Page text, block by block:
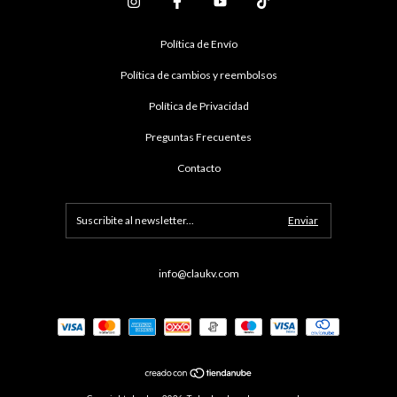
Política de Envío
Política de cambios y reembolsos
Política de Privacidad
Preguntas Frecuentes
Contacto
info@claukv.com